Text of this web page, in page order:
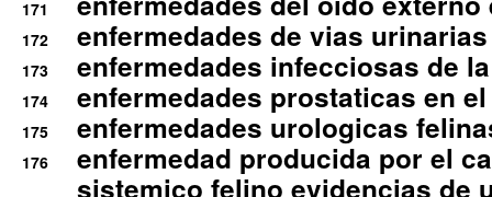
171
172 enfermedades de vias
173 enfermedades infecciosas de
174 enfermedades prostaticas en
175 enfermedades urologicas
176
enfermedad producida por el
sistemico felino evidencias de